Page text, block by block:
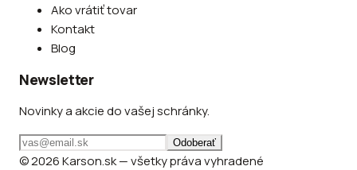
Ako vrátiť tovar
Kontakt
Blog
Newsletter
Novinky a akcie do vašej schránky.
Odoberať
© 2026 Karson.sk — všetky práva vyhradené